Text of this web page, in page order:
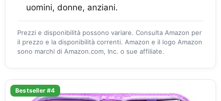
uomini, donne, anziani.
Prezzi e disponibilità possono variare. Consulta Amazon per
il prezzo e la disponibilità correnti. Amazon e il logo Amazon
sono marchi di Amazon.com, Inc. o sue affiliate.
Bestseller #4